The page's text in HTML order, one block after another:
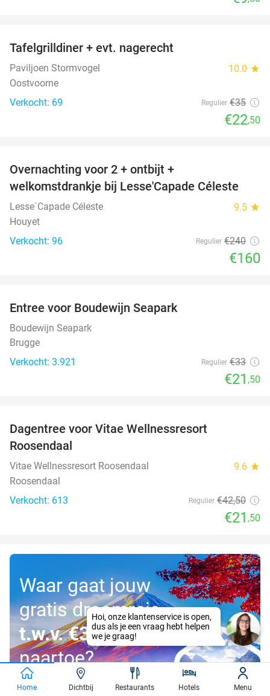
Tafelgrilldiner + evt. nagerecht
Paviljoen Stormvogel 10.0 star
Oostvoorne
Verkocht: 69
Regulier €35
€22,50
Overnachting voor 2 + ontbijt +
welkomstdrankje bij Lesse'Capade Céleste
Lesse´Capade Céleste 9.5 star
Houyet
Verkocht: 96
Regulier €240
€160
Entree voor Boudewijn Seapark
Boudewijn Seapark
Brugge
Verkocht: 3.921
Regulier €33
€21 ,50
Dagentree voor Vitae Wellnessresort
Roosendaal
Vitae Wellnessresort Roosendaal 9.6 star
Roosendaal
Verkocht: 613
Regulier €42,50
€21 ,50
Waar gaat jouw
gratis droomreis
t.w.v. €3.000
naartoe?
Home Dichtbij Restaurants Hotels Menu